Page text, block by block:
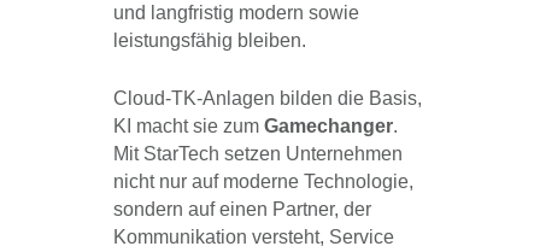
und langfristig modern sowie
leistungsfähig bleiben.
Cloud-TK-Anlagen bilden die Basis,
KI macht sie zum Gamechanger.
Mit StarTech setzen Unternehmen
nicht nur auf moderne Technologie,
sondern auf einen Partner, der
Kommunikation versteht, Service